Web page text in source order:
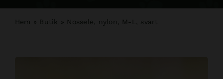
Hem » Butik » Nossele, nylon, M-L, svart